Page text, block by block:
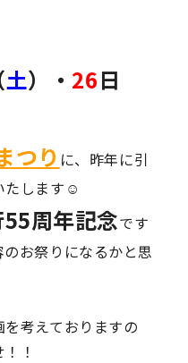
土）・ 26日
つり に、昨年に引
たします☺️
周年記念です
お祭りになるかと思
考えておりますの
！